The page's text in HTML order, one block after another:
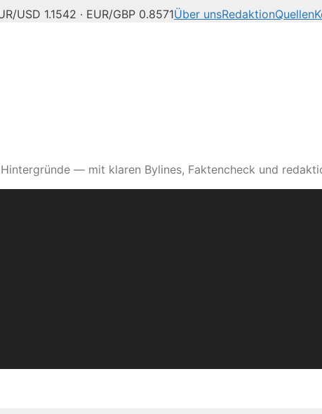
USD 1.1542 · EUR/GBP 0.8571Über unsRedaktionQuellen
— mit klaren Bylines, Faktencheck und